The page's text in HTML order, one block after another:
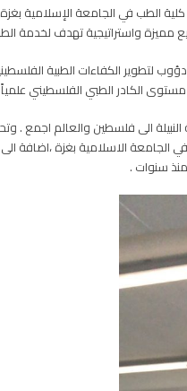
الطب في الجامعة الإسلامية
مميزة واستراتيجية تهدف لخدمة
الكفاءات الطبية
الكادر الطبي الفلسطيني علمياً
الى فلسطين والعالم اجمع .
الجامعة الاسلامية بغزة ،اضافة
سنوات .